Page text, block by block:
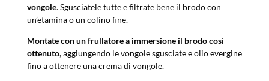
vongole. Sgusciatele tutte e filtrate bene il brodo con
un’etamina o un colino fine.
Montate con un frullatore a immersione il brodo così
ottenuto, aggiungendo le vongole sgusciate e olio evergine
fino a ottenere una crema di vongole.